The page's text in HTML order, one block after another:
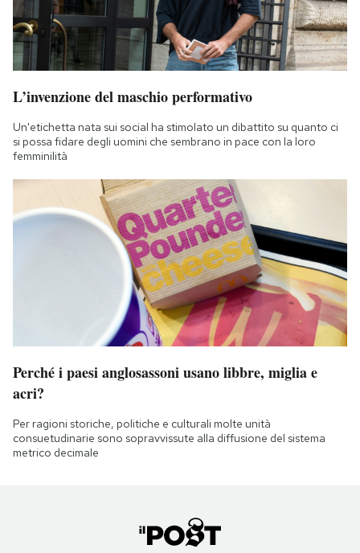
L’invenzione del maschio performativo
Un'etichetta nata sui social ha stimolato un dibattito su quanto ci
si possa fidare degli uomini che sembrano in pace con la loro
femminilità
Perché i paesi anglosassoni usano libbre, miglia e
acri?
Per ragioni storiche, politiche e culturali molte unità
consuetudinarie sono sopravvissute alla diffusione del sistema
metrico decimale